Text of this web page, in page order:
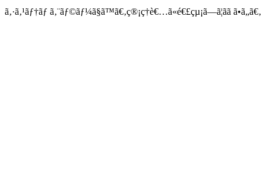
ã‚·ã‚¹ãƒ†ãƒ ã‚¨ãƒ©ãƒ¼ã§ã™ã€‚ç®¡ç†è€…ã«é€£çµ¡ã—ã¦ãã ã•ã„ã€‚